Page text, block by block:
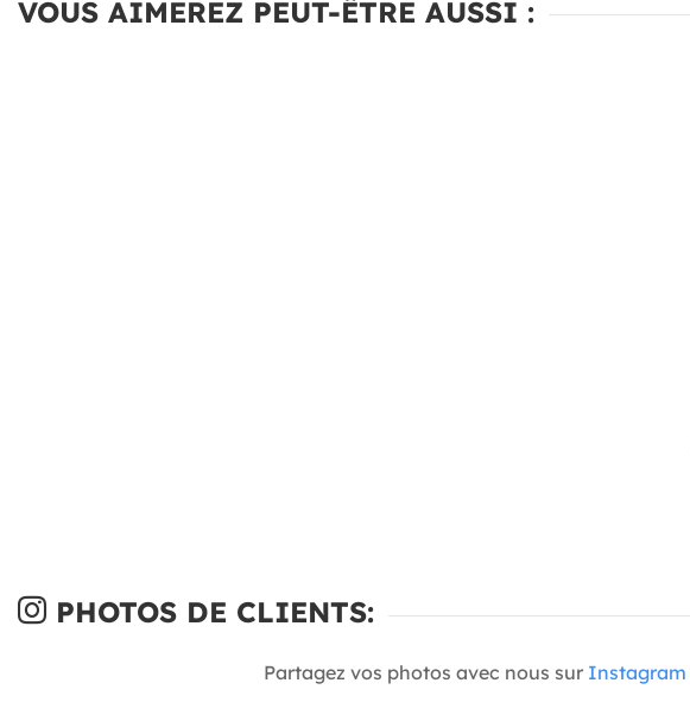
VOUS AIMEREZ PEUT-ÊTRE AUSSI :
PHOTOS DE CLIENTS:
Partagez vos photos avec nous sur Instagram